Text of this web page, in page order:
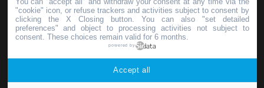
Copyright © 2016 - 2025 ASD Fondo Italia - Partita Iva: IT 03855110049
"cookie" icon, or refuse trackers and activities subject to consent by
clicking the X Closing button. You can also "set detailed
preferences" and object to processing activities not subject to
consent. These choices remain valid for 6 months.
powered by
Accept all